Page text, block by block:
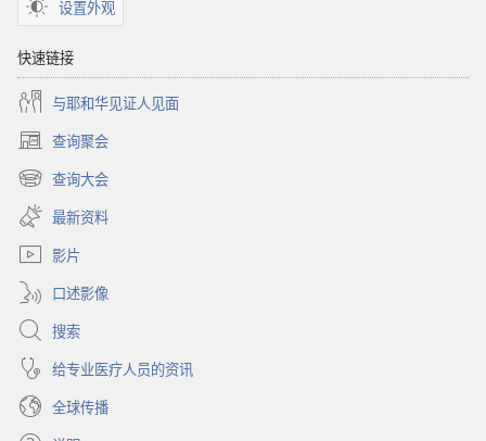
设置外观
快速链接
与耶和华见证人见面
查询聚会
（打
开
新
窗
口）
查询大会
（打
开
新
窗
最新资料
影片
口述影像
搜索
给专业医疗人员的资讯
全球传播